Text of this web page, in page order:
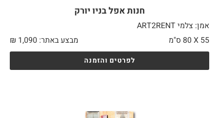
חנות אפל בניו יורק
אמן: צלמי ART2RENT
55 X
מבצע באתר: ₪ 1,090
לפרטים והזמנה